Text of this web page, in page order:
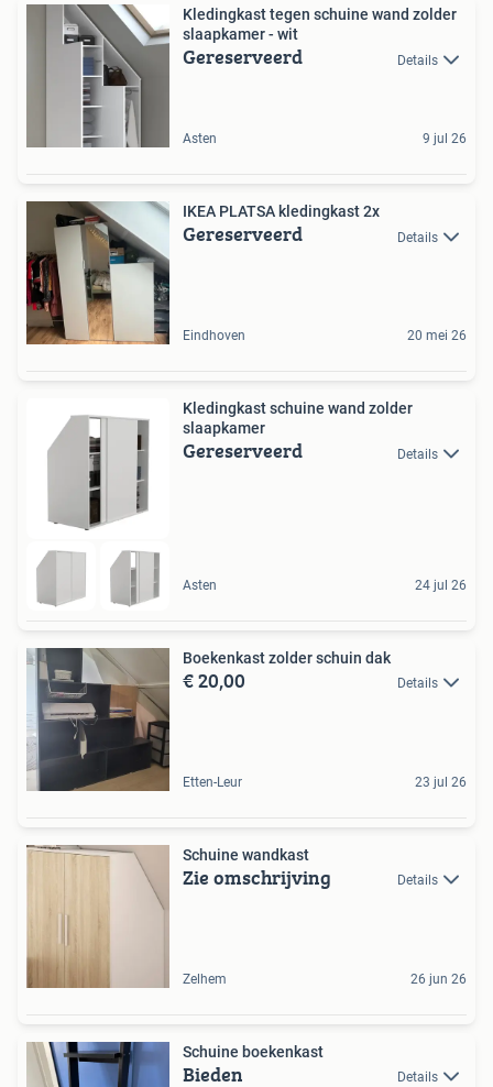
Kledingkast tegen schuine wand zolder
slaapkamer - wit
Gereserveerd Details
Asten 9 jul 26
IKEA PLATSA kledingkast 2x
Gereserveerd Details
Eindhoven 20 mei 26
Kledingkast schuine wand zolder
slaapkamer
Gereserveerd Details
Asten 24 jul 26
Boekenkast zolder schuin dak
€ 20,00 Details
Etten-Leur 23 jul 26
Schuine wandkast
Zie omschrijving Details
Zelhem 26 jun 26
Schuine boekenkast
Bieden Details